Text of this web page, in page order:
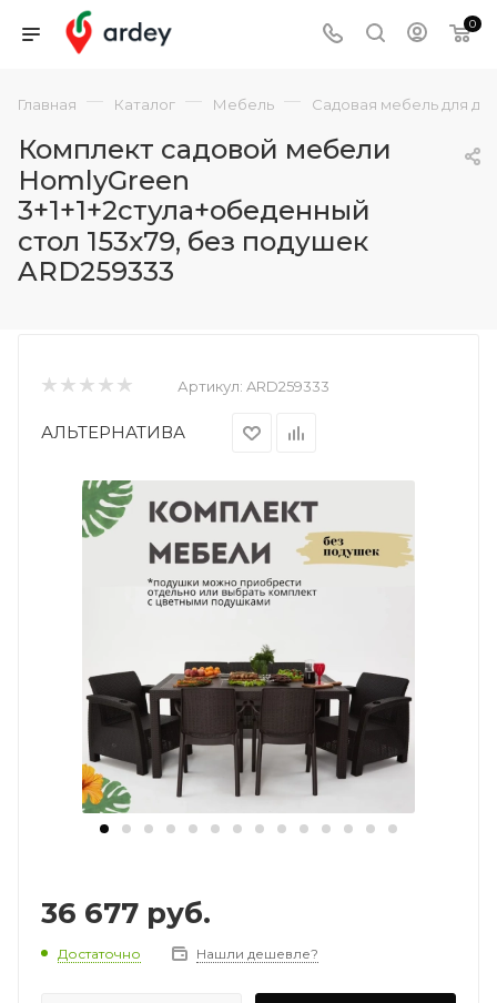
0
Главная — Каталог — Мебель — Садовая мебель для
Комплект садовой мебели
HomlyGreen
3+1+1+2стула+обеденный
стол 153х79, без подушек
ARD259333
Артикул: ARD259333
АЛЬТЕРНАТИВА
36 677 руб.
Достаточно Нашли дешевле?